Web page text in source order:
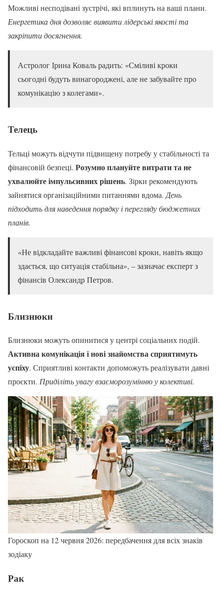
Можливі несподівані зустрічі, які вплинуть на ваші плани.
Енергетика дня дозволяє виявити лідерські якості та
закріпити досягнення.
Астролог Ірина Коваль радить: «Сміливі кроки
сьогодні будуть винагороджені, але не забувайте про
комунікацію з колегами».
Телець
Тельці можуть відчути підвищену потребу у стабільності та
фінансовій безпеці. Розумно плануйте витрати та не
ухвалюйте імпульсивних рішень. Зірки рекомендують
зайнятися організаційними питаннями вдома. День
підходить для наведення порядку і перегляду бюджетних
планів.
«Не відкладайте важливі фінансові кроки, навіть якщо
здається, що ситуація стабільна», – зазначає експерт з
фінансів Олександр Петров.
Близнюки
Близнюки можуть опинитися у центрі соціальних подій.
Активна комунікація і нові знайомства сприятимуть
успіху. Сприятливі контакти допоможуть реалізувати давні
проєкти. Приділіть увагу взаєморозумінню у колективі.
Гороскоп на 12 червня 2026: передбачення для всіх знаків
зодіаку
Рак